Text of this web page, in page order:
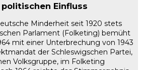
Einfluss
Minderheit seit 1920 stets
Parlament (Folketing) bemüht
mit einer Unterbrechung von 1943
der Schleswigschen Partei,
Volksgruppe, im Folketing